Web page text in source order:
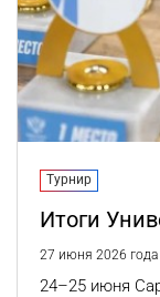
Турнир
Итоги
27 июня 2026 года
24–25 июня